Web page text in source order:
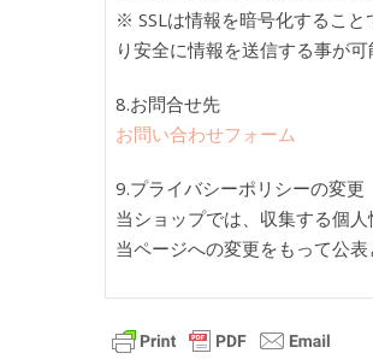
※ SSLは情報を暗号化するこ
り安全に情報を送信する事が可
8.お問合せ先
お問い合わせフォーム
9.プライバシーポリシーの変更
当ショップでは、収集する個
当ページへの変更をもって公表